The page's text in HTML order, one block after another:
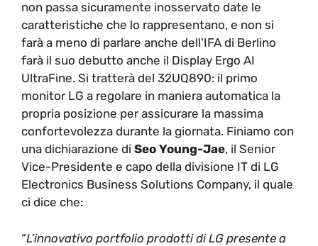
non passa sicuramente inosservato date le
caratteristiche che lo rappresentano, e non si
farà a meno di parlare anche dell’IFA di Berlino
farà il suo debutto anche il Display Ergo AI
UltraFine. Si tratterà del 32UQ890: il primo
monitor LG a regolare in maniera automatica la
propria posizione per assicurare la massima
confortevolezza durante la giornata. Finiamo con
una dichiarazione di Seo Young-Jae, il Senior
Vice-Presidente e capo della divisione IT di LG
Electronics Business Solutions Company, il quale
ci dice che:
“L’innovativo portfolio prodotti di LG presente a